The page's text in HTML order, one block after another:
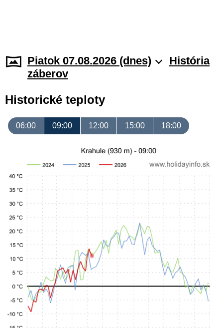
Piatok 07.08.2026 (dnes)
História
záberov
Historické teploty
06:00 09:00 12:00 15:00 18:00